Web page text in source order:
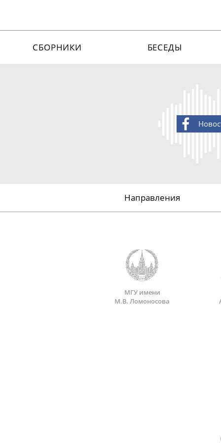
СБОРНИКИ БЕСЕДЫ
Направления
МГУ имени
М.В. Ломоносова